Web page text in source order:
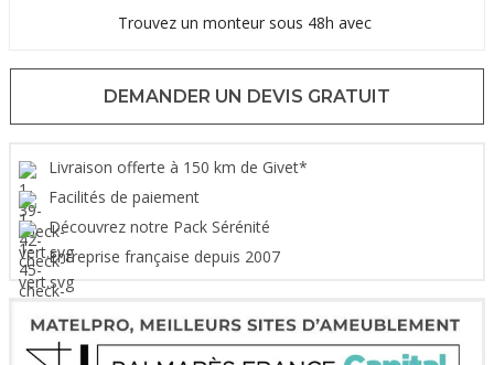
Trouvez un monteur sous 48h avec
DEMANDER UN DEVIS GRATUIT
Livraison offerte à 150 km de Givet*
Facilités de paiement
Découvrez notre Pack Sérénité
Entreprise française depuis 2007